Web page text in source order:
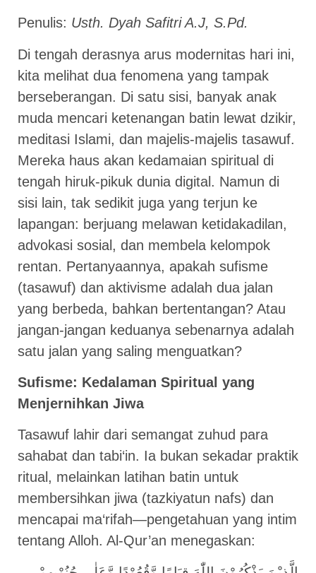
Penulis: Usth. Dyah Safitri A.J, S.Pd.
Di tengah derasnya arus modernitas hari ini,
kita melihat dua fenomena yang tampak
berseberangan. Di satu sisi, banyak anak
muda mencari ketenangan batin lewat dzikir,
meditasi Islami, dan majelis-majelis tasawuf.
Mereka haus akan kedamaian spiritual di
tengah hiruk-pikuk dunia digital. Namun di
sisi lain, tak sedikit juga yang terjun ke
lapangan: berjuang melawan ketidakadilan,
advokasi sosial, dan membela kelompok
rentan. Pertanyaannya, apakah sufisme
(tasawuf) dan aktivisme adalah dua jalan
yang berbeda, bahkan bertentangan? Atau
jangan-jangan keduanya sebenarnya adalah
satu jalan yang saling menguatkan?
Sufisme: Kedalaman Spiritual yang
Menjernihkan Jiwa
Tasawuf lahir dari semangat zuhud para
sahabat dan tabi‘in. Ia bukan sekadar praktik
ritual, melainkan latihan batin untuk
membersihkan jiwa (tazkiyatun nafs) dan
mencapai ma‘rifah—pengetahuan yang intim
tentang Alloh. Al-Qur’an menegaskan: